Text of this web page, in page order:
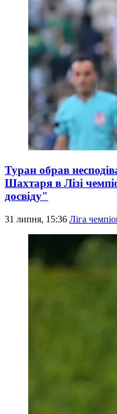
Туран обрав
Шахтаря в Лізі
досвіду"
31 липня, 15:36 Ліга